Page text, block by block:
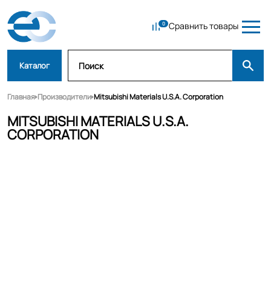
Сравнить товары
Каталог
Главная Производители Mitsubishi Materials U.S.A. Corporation
MITSUBISHI MATERIALS U.S.A.
CORPORATION